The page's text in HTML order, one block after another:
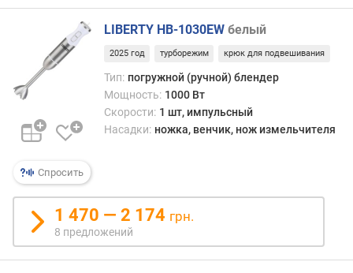
м
о
д
е
д
б
а
л
н
Спросить
LIBERTY HB-1030EW белый
2025 год турборежим крюк для подвешивания
Тип: погружной (ручной) блендер
Мощность: 1000 Вт
Скорости: 1 шт, импульсный
Насадки: ножка, венчик, нож измельчителя
1 470 — 2 174 грн.
8 предложений